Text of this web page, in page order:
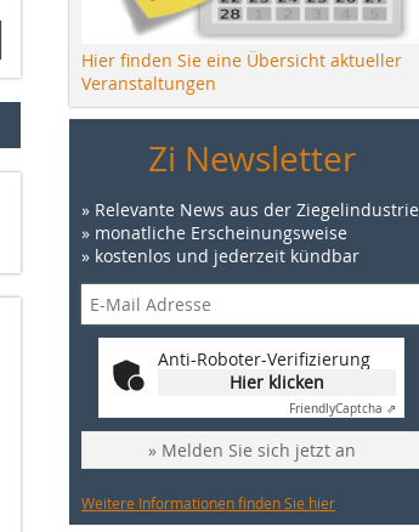
Hier finden Sie eine Übersicht aktueller
Veranstaltungen
Zi Newsletter
» Relevante News aus der Ziegelindustrie
» monatliche Erscheinungsweise
» kostenlos und jederzeit kündbar
Anti-Roboter-Verifizierung
Hier klicken
FriendlyCaptcha ⇗
» Melden Sie sich jetzt an
Weitere Informationen finden Sie hier